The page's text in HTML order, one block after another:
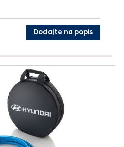
Dodajte na popis